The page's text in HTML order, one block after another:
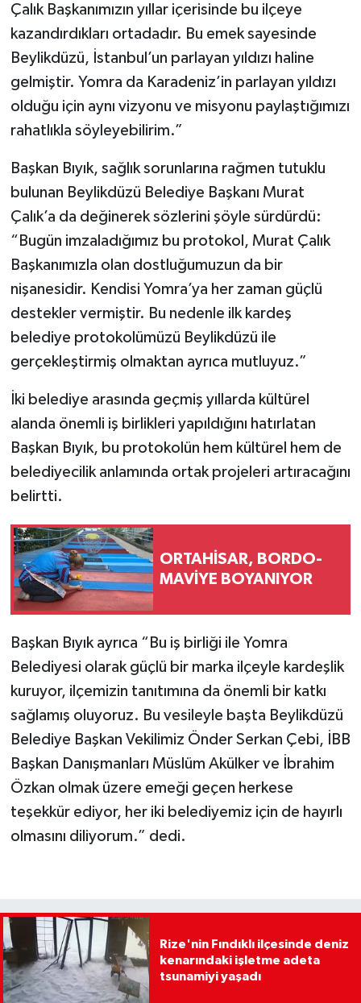
Çalık Başkanımızın yıllar içerisinde bu ilçeye
kazandırdıkları ortadadır. Bu emek sayesinde
Beylikdüzü, İstanbul’un parlayan yıldızı haline
gelmiştir. Yomra da Karadeniz’in parlayan yıldızı
olduğu için aynı vizyonu ve misyonu paylaştığımızı
rahatlıkla söyleyebilirim.”
Başkan Bıyık, sağlık sorunlarına rağmen tutuklu
bulunan Beylikdüzü Belediye Başkanı Murat
Çalık’a da değinerek sözlerini şöyle sürdürdü:
“Bugün imzaladığımız bu protokol, Murat Çalık
Başkanımızla olan dostluğumuzun da bir
nişanesidir. Kendisi Yomra’ya her zaman güçlü
destekler vermiştir. Bu nedenle ilk kardeş
belediye protokolümüzü Beylikdüzü ile
gerçekleştirmiş olmaktan ayrıca mutluyuz.”
İki belediye arasında geçmiş yıllarda kültürel
alanda önemli iş birlikleri yapıldığını hatırlatan
Başkan Bıyık, bu protokolün hem kültürel hem de
belediyecilik anlamında ortak projeleri artıracağını
belirtti.
ORTAHİSAR, BORDO-
MAVİYE BOYANIYOR
Başkan Bıyık ayrıca “Bu iş birliği ile Yomra
Belediyesi olarak güçlü bir marka ilçeyle kardeşlik
kuruyor, ilçemizin tanıtımına da önemli bir katkı
sağlamış oluyoruz. Bu vesileyle başta Beylikdüzü
Belediye Başkan Vekilimiz Önder Serkan Çebi, İBB
Başkan Danışmanları Müslüm Akülker ve İbrahim
Özkan olmak üzere emeği geçen herkese
teşekkür ediyor, her iki belediyemiz için de hayırlı
olmasını diliyorum.” dedi.
Rize'nin Fındıklı ilçesinde deniz
kenarındaki işletme adeta
tsunamiyi yaşadı